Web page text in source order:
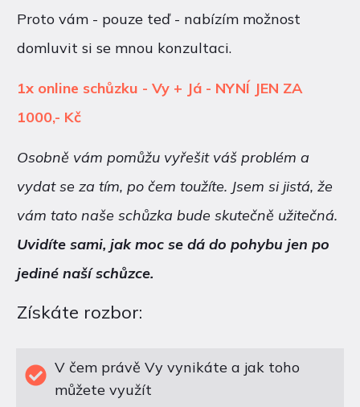
Proto vám - pouze teď - nabízím možnost
domluvit si se mnou konzultaci.
1x online schůzku - Vy + Já - NYNÍ JEN ZA
1000,- Kč
Osobně vám pomůžu vyřešit váš problém a
vydat se za tím, po čem toužíte. Jsem si jistá, že
vám tato naše schůzka bude skutečně užitečná.
Uvidíte sami, jak moc se dá do pohybu jen po
jediné naší schůzce.
Získáte rozbor:
V čem právě Vy vynikáte a jak toho
můžete využít